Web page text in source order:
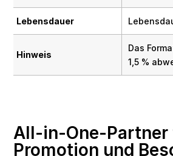
Lebensdauer
Hinweis
Das
1,5 %
All-in-One-
Promotion und